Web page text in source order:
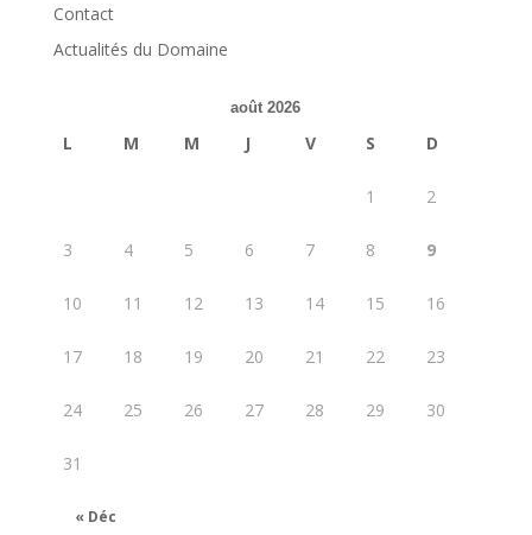
Contact
Actualités du Domaine
août 2026
L M M J V S D
« Déc
1 2
3 4 5 6 7 8 9
10 11 12 13 14 15 16
17 18 19 20 21 22 23
24 25 26 27 28 29 30
31